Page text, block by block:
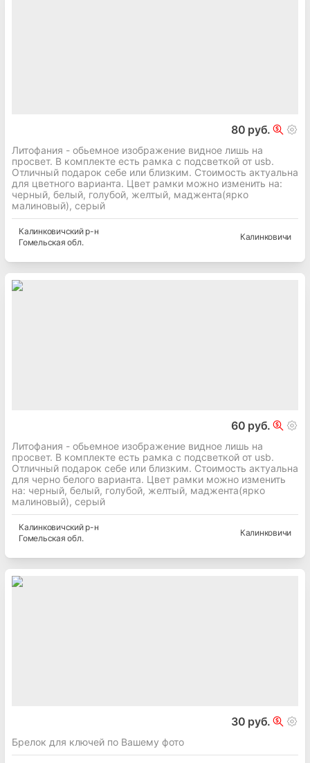
80 руб.
Литофания - обьемное изображение видное лишь на
просвет. В комплекте есть рамка с подсветкой от usb.
Отличный подарок себе или близким. Стоимость актуальна
для цветного варианта. Цвет рамки можно изменить на:
черный, белый, голубой, желтый, маджента(ярко
малиновый), серый
Калинковичскийр-н
Гомельская обл.
Калинковичи
60 руб.
Литофания - обьемное изображение видное лишь на
просвет. В комплекте есть рамка с подсветкой от usb.
Отличный подарок себе или близким. Стоимость актуальна
для черно белого варианта. Цвет рамки можно изменить
на: черный, белый, голубой, желтый, маджента(ярко
малиновый), серый
Калинковичскийр-н
Гомельская обл.
Калинковичи
30 руб.
Брелок для ключей по Вашему фото